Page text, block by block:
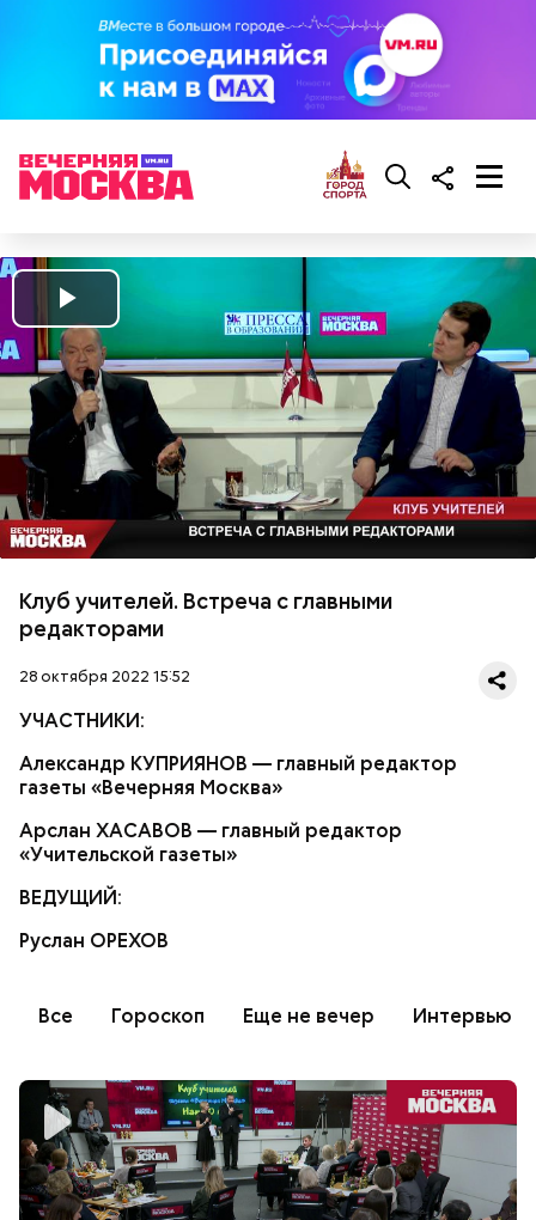
Play
Video
Клуб учителей. Встреча с главными
редакторами
28 октября 2022 15:52
УЧАСТНИКИ:
Александр КУПРИЯНОВ — главный редактор
газеты «Вечерняя Москва»
Арслан ХАСАВОВ — главный редактор
«Учительской газеты»
ВЕДУЩИЙ:
Руслан ОРЕХОВ
Все Гороскоп Еще не вечер Интервью